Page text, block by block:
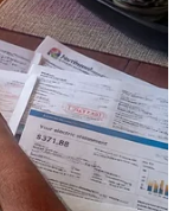
đề chủ
gia EU cần
chip hiện
giới” trong
Leyen nhấn